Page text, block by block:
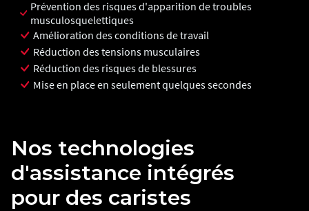
Prévention des risques d'apparition de troubles
musculosquelettiques
Amélioration des conditions de travail
Réduction des tensions musculaires
Réduction des risques de blessures
Mise en place en seulement quelques secondes
Nos technologies
d'assistance intégrés
pour des caristes